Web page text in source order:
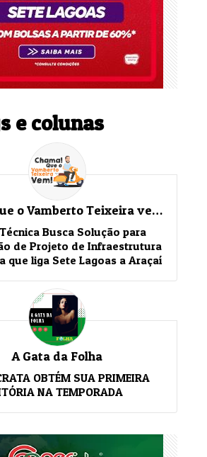
e colunas
Chama que o Vamberto Teixeira vem!
Busca Solução para
de Projeto de Infraestrutura
que liga Sete Lagoas a Araçaí
A Gata da Folha
OBTÉM SUA PRIMEIRA
NA TEMPORADA